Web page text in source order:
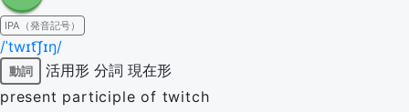
IPA（発音記号）
/ˈtwɪt͡ʃɪŋ/
動詞 活用形 分詞 現在形
present participle of twitch